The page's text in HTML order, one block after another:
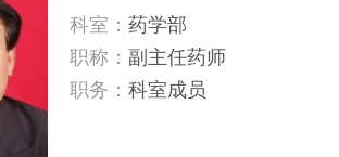
科室： 药学部
职称： 副主任药师
职务： 科室成员